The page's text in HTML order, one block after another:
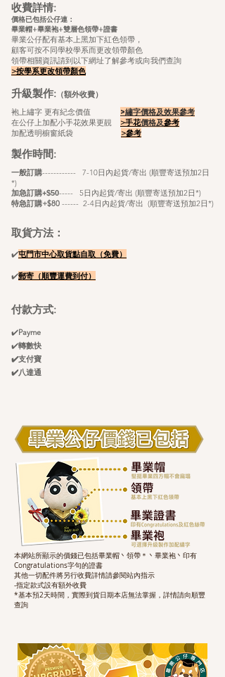
收費詳情:
價格已包括公仔連：
畢業帽+畢業袍+雙層色領帶+證書
畢業公仔配有基本上黑加下紅色領帶，
顧客可按不同學校學系而更改領帶顏色
領帶相關資訊請到以下網址了解參考或向我們查詢
>按學系更改領帶顏色
升級製作: （額外收費）
袍上繡字 更有紀念價值 >繡字價格及效果參考
在公仔上加配小手花效果更靚 >手花價格及參考
加配透明櫥窗紙袋 >參考
製作時間:
一般訂購------------ 7-10日內起貨/寄出 (順豐寄送預加2日
*)
加急訂購+$50----- 5日內起貨/寄出 (順豐寄送預加2日*)
特急訂購+$80 ------ 2-4日內起貨/寄出 (順豐寄送預加2日*)
取貨方法：
✔️屯門市中心取貨點自取（免費）
✔️郵寄（順豐運​費到付）
付款方式:
✔️Payme
✔️轉數快
✔️支付寶
✔️八達通
本網站所顯示的價錢已包括畢業帽丶領帶＊丶畢業袍丶印有
Congratulations字句的證書
其他一切配件將另行收費詳情請參閱站內指示
-指定款式設有額外收費
*基本預2天時間，實際到貨日期本店無法掌握，詳情請向順豐
查詢